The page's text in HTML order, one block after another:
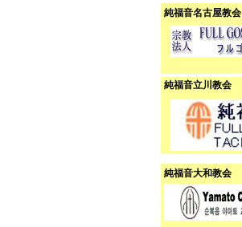
純福音名古屋教会
純福音大和教会
純福音立川教会